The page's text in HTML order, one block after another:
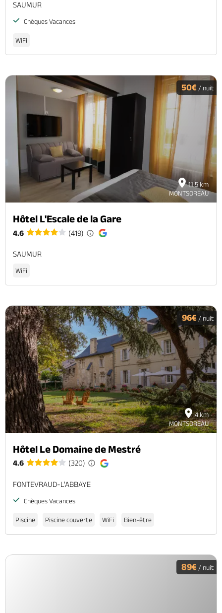
SAUMUR
Chèques Vacances
WiFi
11.5 km
MONTSOREAU
50€ / nuit
Hôtel L'Escale de la Gare
4.6 (419)
SAUMUR
WiFi
4 km
MONTSOREAU
96€ / nuit
Hôtel Le Domaine de Mestré
4.6 (320)
FONTEVRAUD-L'ABBAYE
Chèques Vacances
Piscine Piscine couverte WiFi Bien-être
89€ / nuit